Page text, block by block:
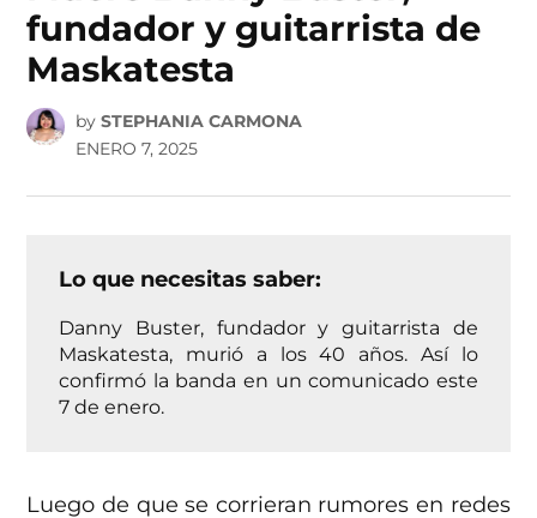
fundador y guitarrista de
Maskatesta
by STEPHANIA CARMONA
ENERO 7, 2025
Lo que necesitas saber:
Danny Buster, fundador y guitarrista de
Maskatesta, murió a los 40 años. Así lo
confirmó la banda en un comunicado este
7 de enero.
Luego de que se corrieran rumores en redes